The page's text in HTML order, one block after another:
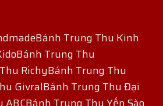
Bánh Trung Thu Kinh
Bánh Trung Thu
RichyBánh Trung Thu
GivralBánh Trung Thu Đại